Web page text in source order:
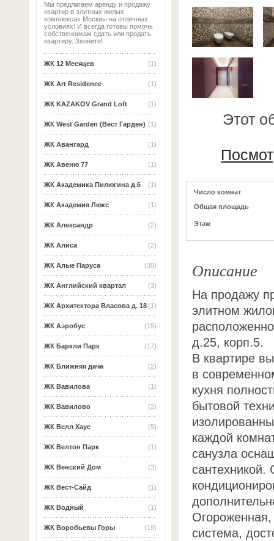
Мы предлагаем аренду и продажу
квартир в элитных жилых
комплексах Москвы на отличных
условиях! И всегда готовы помочь
собственникам сдать или продать
квартиру. Звоните!
(1)
ЖК 12 Месяцев
(1)
ЖК Art Residence
(1)
ЖК KAZAKOV Grand Loft
(1)
ЖК West Garden (Вест Гарден)
(1)
ЖК Авангард
(1)
ЖК Авеню 77
(1)
ЖК Академика Пилюгина д.6
(1)
ЖК Академия Люкс
(2)
ЖК Александр
(2)
ЖК Алиса
(30)
ЖК Алые Паруса
(3)
ЖК Английский квартал
(1)
ЖК Архитектора Власова д. 18
(15)
ЖК Аэробус
(17)
ЖК Баркли Парк
(2)
ЖК Ближняя дача
(1)
ЖК Вавилова
(2)
ЖК Вавилово
(5)
ЖК Велл Хаус
(1)
ЖК Велтон Парк
(3)
ЖК Венский Дом
(1)
ЖК Вест-Сайд
(1)
ЖК Водный
(19)
ЖК Воробьевы Горы
Этот
Число комнат
Общая площадь
Этаж
Описание
На продажу
элитном
д.25, корп.5.
В квартире
в
кухня
бытовой
каждой
санузла
сантехникой.
Огороженная,
система,